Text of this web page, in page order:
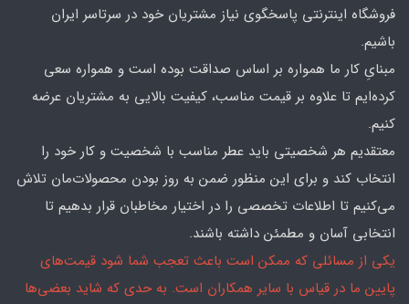
فروشگاه اینترنتی پاسخگوی نیاز مشتریان خود در سرتاسر ایران
باشیم.
مبنایِ کار ما همواره بر اساس صداقت بوده است و همواره سعی
کرده‌ایم تا علاوه بر قیمت مناسب، کیفیت بالایی به مشتریان عرضه
کنیم.
معتقدیم هر شخصیتی باید عطر مناسب با شخصیت و کار خود را
انتخاب کند و برای این منظور ضمن به روز بودن محصولات‌مان تلاش
می‌کنیم تا اطلاعات تخصصی را در اختیار مخاطبان قرار بدهیم تا
انتخابی آسان و مطمئن داشته باشند.
یکی از مسائلی که ممکن است باعث تعجب شما شود قیمت‌های
پایین ما در قیاس با سایر همکاران است. به حدی که شاید بعضی‌ها